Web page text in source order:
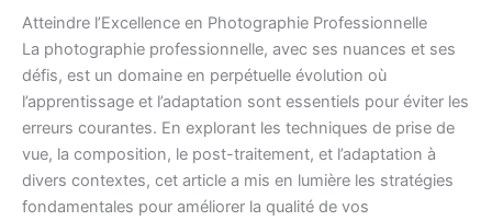
Atteindre l’Excellence en Photographie Professionnelle
La photographie professionnelle, avec ses nuances et ses
défis, est un domaine en perpétuelle évolution où
l’apprentissage et l’adaptation sont essentiels pour éviter les
erreurs courantes. En explorant les techniques de prise de
vue, la composition, le post-traitement, et l’adaptation à
divers contextes, cet article a mis en lumière les stratégies
fondamentales pour améliorer la qualité de vos